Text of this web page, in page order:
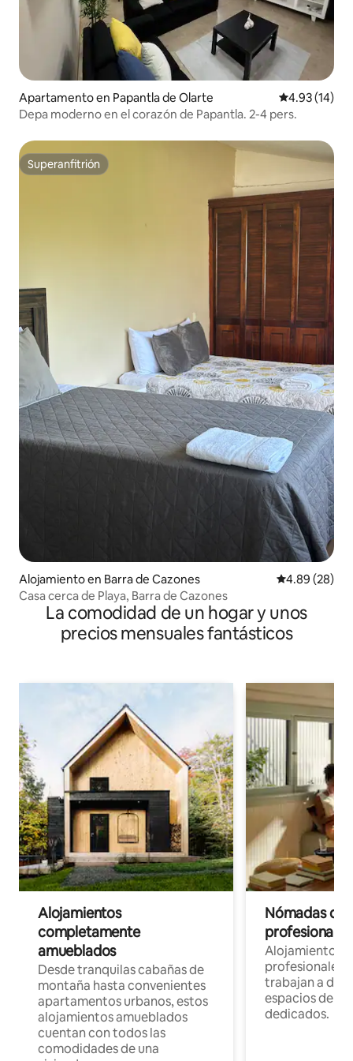
Apartamento en Papantla de Olarte Calificación
4.93 (14)
Depa moderno en el corazón de Papantla. 2-4 pers.
Superanfitrión
Superanfitrión
Alojamiento en Barra de Cazones Calificación
4.89 (28)
Casa cerca de Playa, Barra de Cazones
La comodidad de un hogar y unos
precios mensuales fantásticos
Alojamientos
completamente
amueblados
Desde tranquilas cabañas de
montaña hasta convenientes
apartamentos urbanos, estos
alojamientos amueblados
cuentan con todos las
comodidades de una
Nómadas
Alojamientos
profesionales
trabajan a
espacios de
dedicados.